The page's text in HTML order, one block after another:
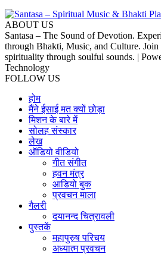
ABOUT US
Santasa – The Sound of Devotion.
through Bhakti, Music, and Culture. Join
spirituality through soulful sounds. |
Technology
FOLLOW US
होम
मैंने ईसाई मत क्यों छोड़ा
मिशन के बारे में
सोलह संस्कार
लेख
ऑडियो वीडियो
गीत संगीत
हवन मंत्र
आडियो बुक
प्रवचन माला
गैलरी
दयानन्द चित्रावली
पुस्तकें
महापुरुष परिचय
अध्यात्म प्रवचन